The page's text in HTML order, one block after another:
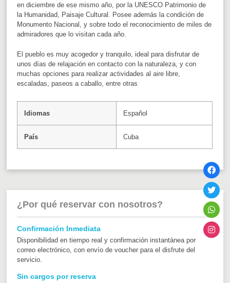
en diciembre de ese mismo año, por la UNESCO Patrimonio de
la Humanidad, Paisaje Cultural. Posee además la condición de
Monumento Nacional, y sobre todo el reconocimiento de miles de
admiradores que lo visitan cada año.
El pueblo es muy acogedor y tranquilo, ideal para disfrutar de
unos días de relajación en contacto con la naturaleza, y con
muchas opciones para realizar actividades al aire libre,
escaladas, paseos a caballo, entre otras
Idiomas Español
País Cuba
¿Por qué reservar con nosotros?
Confirmación Inmediata
Disponibilidad en tiempo real y confirmación instantánea por
correo electrónico, con envío de voucher para el disfrute del
servicio.
Sin cargos por reserva